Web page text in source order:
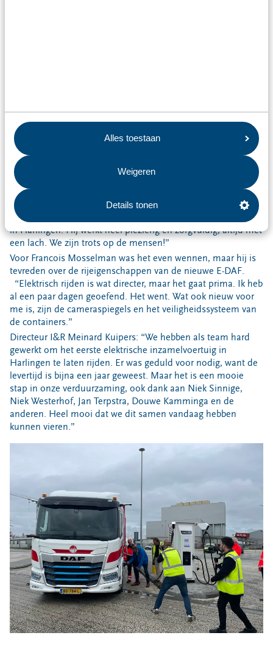
Alles toestaan
Weigeren
Details tonen
Wethouder Hendrik Sijtsma van de gemeente Harlingen: “We
zijn blij dat de eerste elektrische vuilniswagen van Omrin in
onze gemeente rijdt. Wij zijn ook erg actief om ons eigen
wagenpark te verduurzamen. Stap voor stap rijden we steeds
meer elektrisch. Wij kennen allemaal Francois als chauffeur
in Harlingen. Hij werkt heel plezierig en zorgvuldig, altijd met
een lach. We zijn trots op de mensen!”
Voor Francois Mosselman was het even wennen, maar hij is
tevreden over de rijeigenschappen van de nieuwe E-DAF.
“Elektrisch rijden is wat directer, maar het gaat prima. Ik heb
al een paar dagen geoefend. Het went. Wat ook nieuw voor
me is, zijn de cameraspiegels en het veiligheidssysteem van
de containers.”
Directeur I&R Meinard Kuipers: “We hebben als team hard
gewerkt om het eerste elektrische inzamelvoertuig in
Harlingen te laten rijden. Er was geduld voor nodig, want de
levertijd is bijna een jaar geweest. Maar het is een mooie
stap in onze verduurzaming, ook dank aan Niek Sinnige,
Niek Westerhof, Jan Terpstra, Douwe Kamminga en de
anderen. Heel mooi dat we dit samen vandaag hebben
kunnen vieren.”